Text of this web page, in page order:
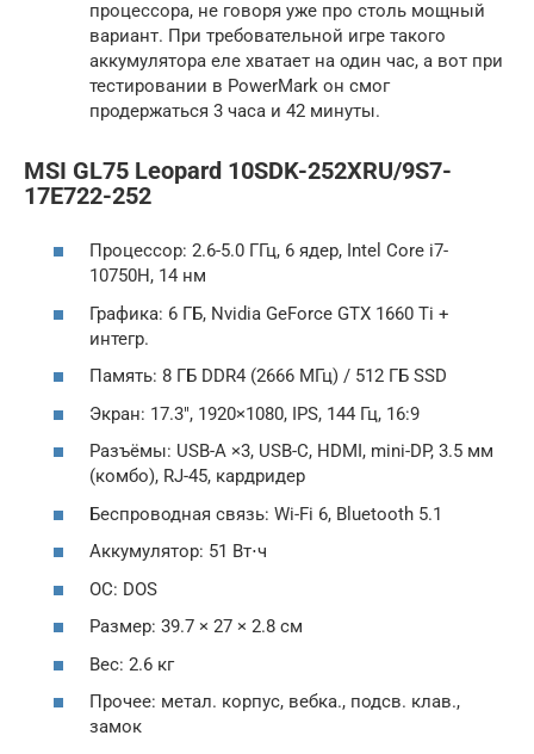
процессора, не говоря уже про столь мощный
вариант. При требовательной игре такого
аккумулятора еле хватает на один час, а вот при
тестировании в PowerMark он смог
продержаться 3 часа и 42 минуты.
MSI GL75 Leopard 10SDK-252XRU/9S7-
17E722-252
Процессор: 2.6-5.0 ГГц, 6 ядер, Intel Core i7-
10750H, 14 нм
Графика: 6 ГБ, Nvidia GeForce GTX 1660 Ti +
интегр.
Память: 8 ГБ DDR4 (2666 МГц) / 512 ГБ SSD
Экран: 17.3″, 1920×1080, IPS, 144 Гц, 16:9
Разъёмы: USB-A ×3, USB-C, HDMI, mini-DP, 3.5 мм
(комбо), RJ-45, кардридер
Беспроводная связь: Wi-Fi 6, Bluetooth 5.1
Аккумулятор: 51 Вт⋅ч
ОС: DOS
Размер: 39.7 × 27 × 2.8 см
Вес: 2.6 кг
Прочее: метал. корпус, вебка., подсв. клав.,
замок